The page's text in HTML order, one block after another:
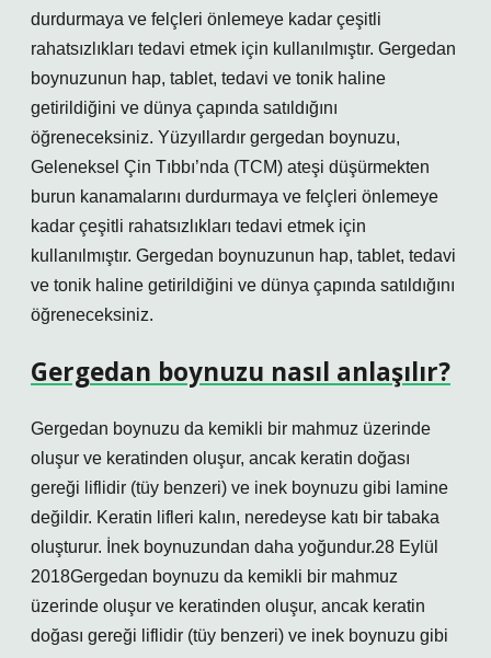
durdurmaya ve felçleri önlemeye kadar çeşitli
rahatsızlıkları tedavi etmek için kullanılmıştır. Gergedan
boynuzunun hap, tablet, tedavi ve tonik haline
getirildiğini ve dünya çapında satıldığını
öğreneceksiniz. Yüzyıllardır gergedan boynuzu,
Geleneksel Çin Tıbbı’nda (TCM) ateşi düşürmekten
burun kanamalarını durdurmaya ve felçleri önlemeye
kadar çeşitli rahatsızlıkları tedavi etmek için
kullanılmıştır. Gergedan boynuzunun hap, tablet, tedavi
ve tonik haline getirildiğini ve dünya çapında satıldığını
öğreneceksiniz.
Gergedan boynuzu nasıl anlaşılır?
Gergedan boynuzu da kemikli bir mahmuz üzerinde
oluşur ve keratinden oluşur, ancak keratin doğası
gereği liflidir (tüy benzeri) ve inek boynuzu gibi lamine
değildir. Keratin lifleri kalın, neredeyse katı bir tabaka
oluşturur. İnek boynuzundan daha yoğundur.28 Eylül
2018Gergedan boynuzu da kemikli bir mahmuz
üzerinde oluşur ve keratinden oluşur, ancak keratin
doğası gereği liflidir (tüy benzeri) ve inek boynuzu gibi